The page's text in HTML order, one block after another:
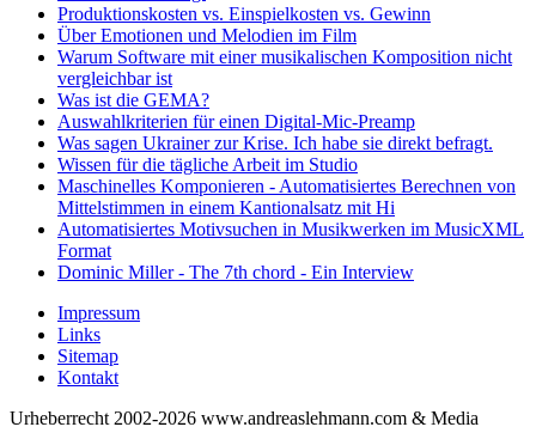
Produktionskosten vs. Einspielkosten vs. Gewinn
Über Emotionen und Melodien im Film
Warum Software mit einer musikalischen Komposition nicht
vergleichbar ist
Was ist die GEMA?
Auswahlkriterien für einen Digital-Mic-Preamp
Was sagen Ukrainer zur Krise. Ich habe sie direkt befragt.
Wissen für die tägliche Arbeit im Studio
Maschinelles Komponieren - Automatisiertes Berechnen von
Mittelstimmen in einem Kantionalsatz mit Hi
Automatisiertes Motivsuchen in Musikwerken im MusicXML
Format
Dominic Miller - The 7th chord - Ein Interview
Impressum
Links
Sitemap
Kontakt
Urheberrecht 2002-2026 www.andreaslehmann.com & Media